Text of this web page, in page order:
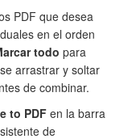
PDF que desea
en el orden
todo para
arrastrar y soltar
de combinar.
to PDF en la barra
de